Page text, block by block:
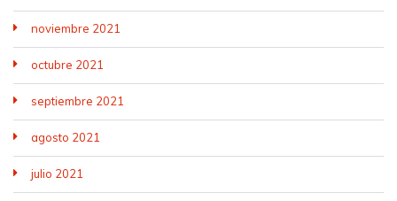
noviembre 2021
octubre 2021
septiembre 2021
agosto 2021
julio 2021